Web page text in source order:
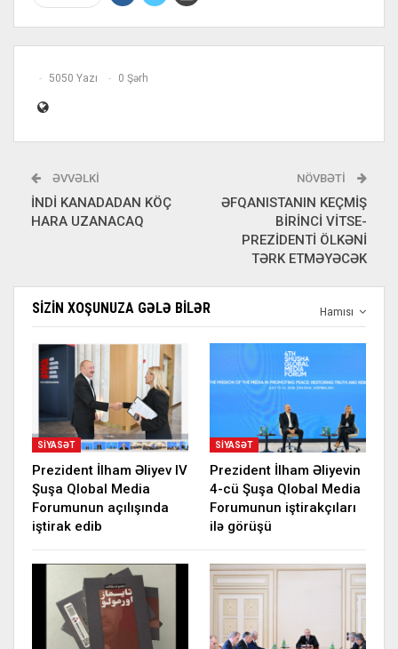
5050 Yazı 0 Şərh
ƏVVƏLKI
İNDİ KANADADAN KÖÇ
HARA UZANACAQ
NÖVBƏTI
ƏFQANISTANIN KEÇMİŞ
BİRİNCİ VİTSE-
PREZİDENTİ ÖLKƏNİ
TƏRK ETMƏYƏCƏK
Hamısı
SIZIN XOŞUNUZA GƏLƏ BILƏR
SIYASƏT
Prezident İlham Əliyev IV
Şuşa Qlobal Media
Forumunun açılışında
iştirak edib
SIYASƏT
Prezident İlham Əliyevin
4-cü Şuşa Qlobal Media
Forumunun iştirakçıları
ilə görüşü